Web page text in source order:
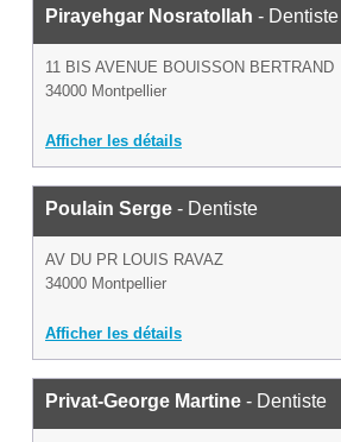
Pirayehgar Nosratollah - Dentiste
11 BIS AVENUE BOUISSON BERTRAND
34000 Montpellier
Afficher les détails
Poulain Serge - Dentiste
AV DU PR LOUIS RAVAZ
34000 Montpellier
Afficher les détails
Privat-George Martine - Dentiste